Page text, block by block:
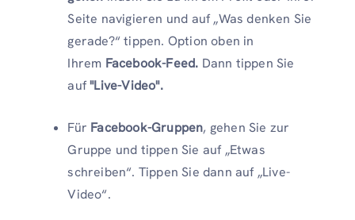
Seite navigieren und auf „Was denken Sie
gerade?“ tippen. Option oben in
Ihrem Facebook-Feed. Dann tippen Sie
auf"Live-Video".
Für Facebook-Gruppen, gehen Sie zur
Gruppe und tippen Sie auf „Etwas
schreiben“. Tippen Sie dann auf „Live-
Video“.